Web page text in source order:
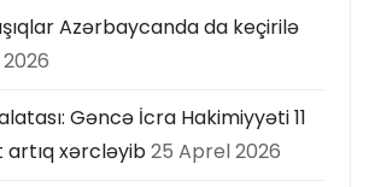
Azərbaycanda da keçirilə
Gəncə İcra Hakimiyyəti 11
xərcləyib25 Aprel 2026